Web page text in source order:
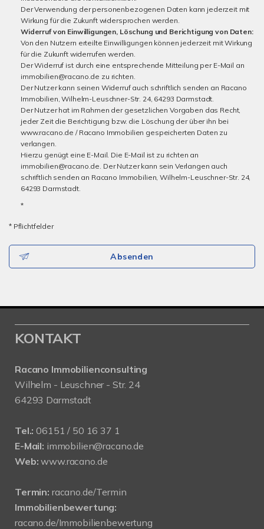
Der Verwendung der personenbezogenen Daten kann jederzeit mit
Wirkung für die Zukunft widersprochen werden.
Widerruf von Einwilligungen, Löschung und Berichtigung von Daten:
Von den Nutzern erteilte Einwilligungen können jederzeit mit Wirkung
für die Zukunft widerrufen werden.
Der Widerruf ist durch eine entsprechende Mitteilung per E-Mail an
immobilien@racano.de zu richten.
Der Nutzer kann seinen Widerruf auch schriftlich senden an Racano
Immobilien, Wilhelm-Leuschner-Str. 24, 64293 Darmstadt.
Der Nutzer hat im Rahmen der gesetzlichen Vorgaben das Recht,
jeder Zeit die Berichtigung bzw. die Löschung der über ihn bei
www.racano.de / Racano Immobilien gespeicherten Daten zu
verlangen.
Hierzu genügt eine E-Mail. Die E-Mail ist zu richten an
immobilien@racano.de. Der Nutzer kann sein Verlangen auch
schriftlich senden an Racano Immobilien, Wilhelm-Leuschner-Str. 24,
64293 Darmstadt.
*
* Pflichtfelder
Absenden
KONTAKT
Racano Immobilienconsulting
Wilhelm - Leuschner - Str. 24
64293 Darmstadt
Tel.: 06151 / 50 16 37 1
E-Mail: immobilien@racano.de
Web: www.racano.de
Termin: racano.de/Termin
Immobilienbewertung:
racano.de/Immobilienbewertung